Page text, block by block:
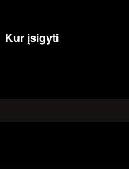
Kur įsigyti